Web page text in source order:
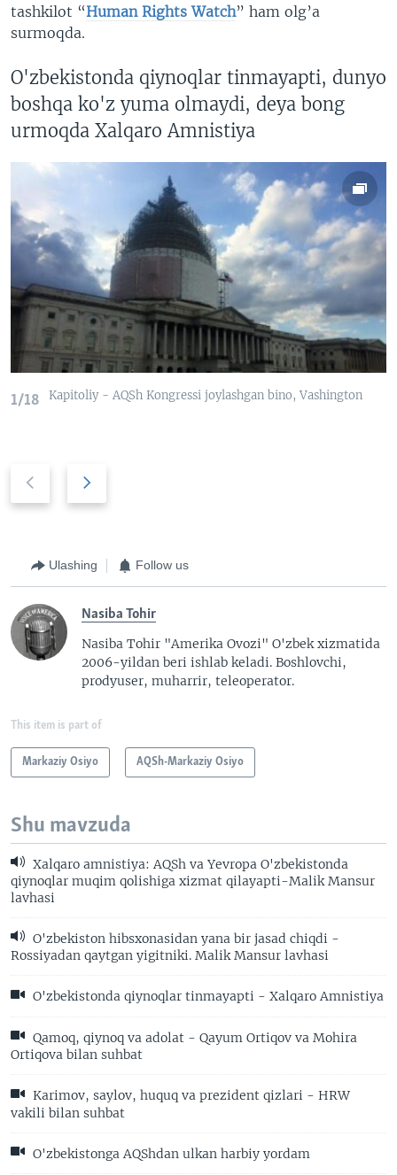
tashkilot “Human Rights Watch” ham olg’a
surmoqda.
O'zbekistonda qiynoqlar tinmayapti, dunyo
boshqa ko'z yuma olmaydi, deya bong
urmoqda Xalqaro Amnistiya
1/18 Kapitoliy - AQSh Kongressi joylashgan bino, Vashington
s
s
e
d
e
Ulashing Follow us
Nasiba Tohir
Nasiba Tohir "Amerika Ovozi" O'zbek xizmatida
2006-yildan beri ishlab keladi. Boshlovchi,
prodyuser, muharrir, teleoperator.
This item is part of
Markaziy Osiyo AQSh-Markaziy Osiyo
Shu mavzuda
Xalqaro amnistiya: AQSh va Yevropa O'zbekistonda
qiynoqlar muqim qolishiga xizmat qilayapti-Malik Mansur
lavhasi
O'zbekiston hibsxonasidan yana bir jasad chiqdi -
Rossiyadan qaytgan yigitniki. Malik Mansur lavhasi
O'zbekistonda qiynoqlar tinmayapti - Xalqaro Amnistiya
Qamoq, qiynoq va adolat - Qayum Ortiqov va Mohira
Ortiqova bilan suhbat
Karimov, saylov, huquq va prezident qizlari - HRW
vakili bilan suhbat
O'zbekistonga AQShdan ulkan harbiy yordam